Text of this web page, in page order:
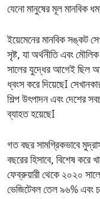
যেনো মানুষের মূল মানবিক
ইয়েমেনের মানবিক সঙ্কট
সৃষ্ট, যা অর্থনীতি এবং
সালের যুদ্ধের আগেই ছিল
ধ্বংস করে দিয়েছেI
শিল্প উৎপাদন এবং দেশের
ব্যাহত হয়েছেI
গত বছর সামগ্রিকভাবে
বছরের হিসাবে, বিশেষ
ফেব্রুয়ারী থেকে ২০২০
ভেজিটেবল তেল ৯৬% এবং